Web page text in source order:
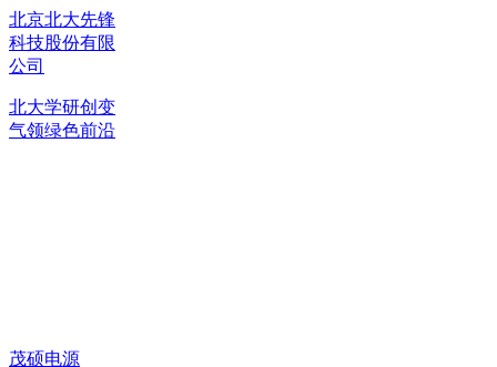
北京北大先锋
科技股份有限
公司
北大学研创变
气领绿色前沿
茂硕电源